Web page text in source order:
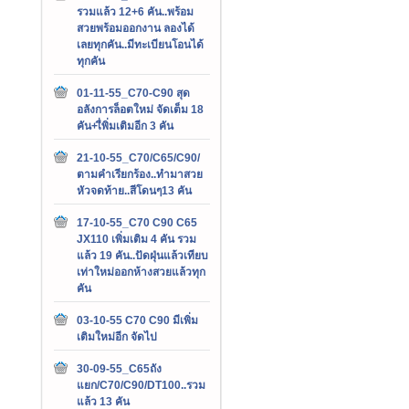
รวมแล้ว 12+6 คัน..พร้อม
สวยพร้อมออกงาน ลองได้
เลยทุกคัน..มีทะเบียนโอนได้
ทุกคัน
01-11-55_C70-C90 สุด
อลังการล็อตใหม่ จัดเต็ม 18
คัน+เื่พิ่มเติมอีก 3 คัน
21-10-55_C70/C65/C90/
ตามคำเรียกร้อง..ทำมาสวย
หัวจดท้าย..สีโดนๆ13 คัน
17-10-55_C70 C90 C65
JX110 เพิ่มเติม 4 คัน รวม
แล้ว 19 คัน..ปัดฝุ่นแล้วเทียบ
เท่าใหม่ออกห้างสวยแล้วทุก
คัน
03-10-55 C70 C90 มีเพิ่ม
เติมใหม่อีก จัดไป
30-09-55_C65ถัง
แยก/C70/C90/DT100..รวม
แล้ว 13 คัน